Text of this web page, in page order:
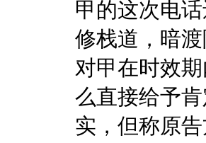
甲的这次电
修栈道，暗
对甲在时效
么直接给予
实，但称原